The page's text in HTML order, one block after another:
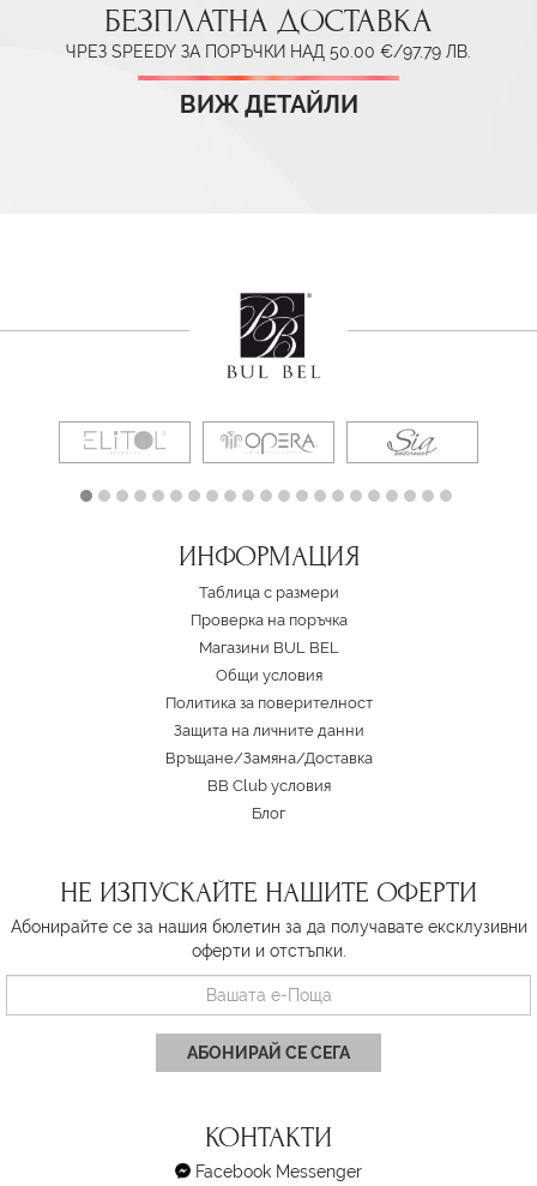
БЕЗПЛАТНА ДОСТАВКА
ЧРЕЗ SPEEDY ЗА ПОРЪЧКИ НАД 50.00 €/97.79 ЛВ.
ВИЖ ДЕТАЙЛИ
ИНФОРМАЦИЯ
Таблица с размери
Проверка на поръчка
Магазини BUL BEL
Oбщи условия
Политика за поверителност
Защита на личните данни
Връщане/Замяна/Доставка
BB Club условия
Блог
НЕ ИЗПУСКАЙТЕ НАШИТЕ ОФЕРТИ
Абонирайте се за нашия бюлетин за да получавате ексклузивни
оферти и отстъпки.
АБОНИРАЙ СЕ СЕГА
КОНТАКТИ
Facebook Messenger